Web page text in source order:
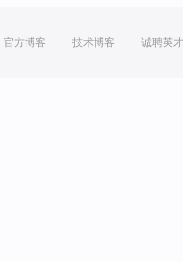
官方博客 技术博客 诚聘英才